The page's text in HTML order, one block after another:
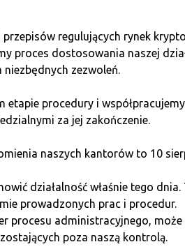
jako freelancera. Publikuj
że kluczem do sukcesu
są świetnym sposobem na
produkt może generować
regulujących rynek
proces dostosowania naszej
zezwoleń.
etapie procedury i
za jej zakończenie.
naszych kantorów to 10
działalność właśnie tego dnia.
prowadzonych prac i procedur.
procesu administracyjnego, może
poza naszą kontrolą.